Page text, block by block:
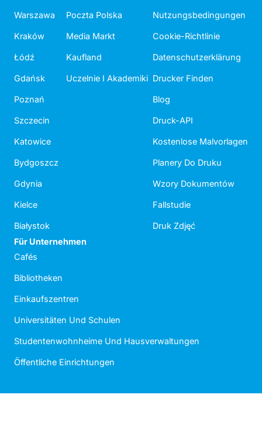
Warszawa
Kraków
Łódź
Gdańsk
Poznań
Szczecin
Katowice
Bydgoszcz
Gdynia
Kielce
Białystok
Poczta Polska
Media Markt
Kaufland
Uczelnie I Akademiki
Nutzungsbedingungen
Cookie-Richtlinie
Datenschutzerklärung
Drucker Finden
Blog
Druck-API
Kostenlose Malvorlagen
Planery Do Druku
Wzory Dokumentów
Fallstudie
Druk Zdjęć
Für Unternehmen
Cafés
Bibliotheken
Einkaufszentren
Universitäten Und Schulen
Studentenwohnheime Und Hausverwaltungen
Öffentliche Einrichtungen